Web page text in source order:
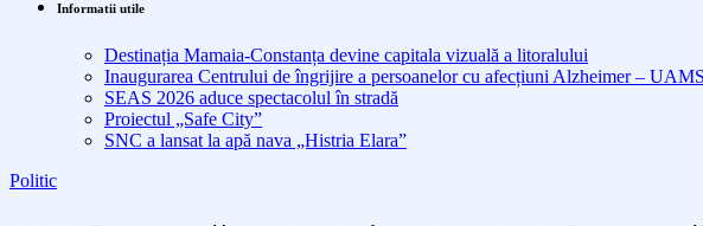
Informatii utile
Destinația Mamaia-Constanța devine capitala vizuală a litoralului
Inaugurarea Centrului de îngrijire a persoanelor cu afecțiuni Alzheimer –
SEAS 2026 aduce spectacolul în stradă
Proiectul „Safe City”
SNC a lansat la apă nava „Histria Elara”
Politic